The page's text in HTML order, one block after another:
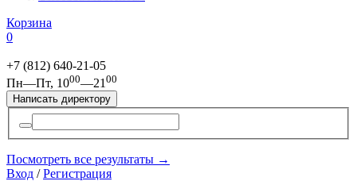
Корзина
0
+7 (812) 640-21-05
Пн—Пт, 1000—21 00
Написать директору
Посмотреть все результаты →
Вход /Регистрация